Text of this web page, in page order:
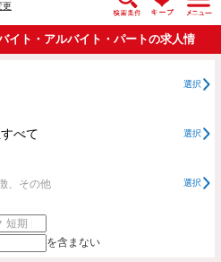
更
イト・アルバイト・パートの求人情
一覧
選択
べて 選択
、その他 選択
を含まない